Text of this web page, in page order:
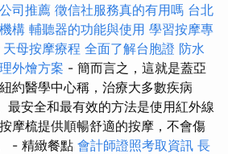
司推薦 徵信社服務真的有用嗎 台北
構 輔聽器的功能與使用 學習按摩專
天母按摩療程 全面了解台胞證 防水
外燴方案 - 簡而言之，這就是蓋亞
約醫學中心稱，治療大多數疾病
最安全和最有效的方法是使用紅外線
摩梳提供順暢舒適的按摩，不會傷
- 精緻餐點 會計師證照考取資訊 長